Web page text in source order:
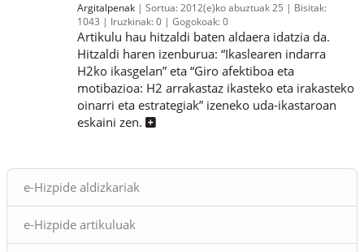
Blokeak
e-Hizpide aldizkariak
e-Hizpide artikuluak
Argitalpenak Sortua: 2012(e)ko abuztuak 25
Bisitak:
1043
Iruzkinak:0 Gogokoak:0
Artikulu hau hitzaldi baten aldaera idatzia da.
Hitzaldi haren izenburua: “Ikaslearen indarra
H2ko ikasgelan” eta “Giro afektiboa eta
motibazioa: H2 arrakastaz ikasteko eta irakasteko
oinarri eta estrategiak” izeneko uda-ikastaroan
eskaini zen.